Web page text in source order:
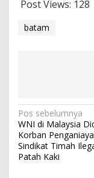
Post Views: 128
batam
Navigasi
pos
Pos sebelumnya
WNI di Malaysia
Korban
Sindikat Timah
Patah Kaki